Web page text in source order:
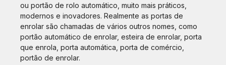
ou portão de rolo automático, muito mais práticos,
modernos e inovadores. Realmente as portas de
enrolar são chamadas de vários outros nomes, como
portão automático de enrolar, esteira de enrolar, porta
que enrola, porta automática, porta de comércio,
portão de enrolar.